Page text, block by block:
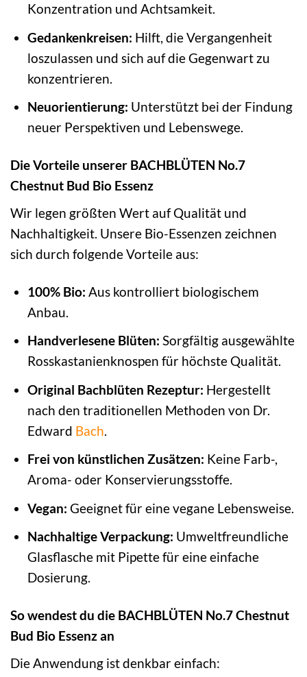
Konzentration und Achtsamkeit.
Gedankenkreisen: Hilft, die Vergangenheit
loszulassen und sich auf die Gegenwart zu
konzentrieren.
Neuorientierung: Unterstützt bei der Findung
neuer Perspektiven und Lebenswege.
Die Vorteile unserer BACHBLÜTEN No.7
Chestnut Bud Bio Essenz
Wir legen größten Wert auf Qualität und
Nachhaltigkeit. Unsere Bio-Essenzen zeichnen
sich durch folgende Vorteile aus:
100% Bio: Aus kontrolliert biologischem
Anbau.
Handverlesene Blüten: Sorgfältig ausgewählte
Rosskastanienknospen für höchste Qualität.
Original Bachblüten Rezeptur: Hergestellt
nach den traditionellen Methoden von Dr.
Edward Bach.
Frei von künstlichen Zusätzen: Keine Farb-,
Aroma- oder Konservierungsstoffe.
Vegan: Geeignet für eine vegane Lebensweise.
Nachhaltige Verpackung: Umweltfreundliche
Glasflasche mit Pipette für eine einfache
Dosierung.
So wendest du die BACHBLÜTEN No.7 Chestnut
Bud Bio Essenz an
Die Anwendung ist denkbar einfach: